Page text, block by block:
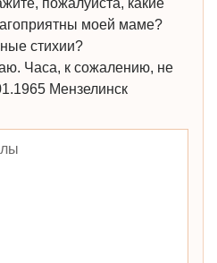
пожалуйста, какие
моей маме?
стихии?
Часа, к сожалению, не
Мензелинск